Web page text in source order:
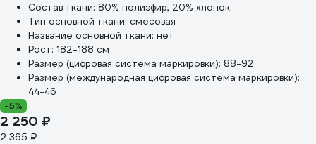
Состав ткани: 80% полиэфир, 20% хлопок
Тип основной ткани: смесовая
Название основной ткани: нет
Рост: 182-188 см
Размер (цифровая система маркировки): 88-92
Размер (международная цифровая система маркировки):
44-46
-5%
2 250 ₽
2 365 ₽